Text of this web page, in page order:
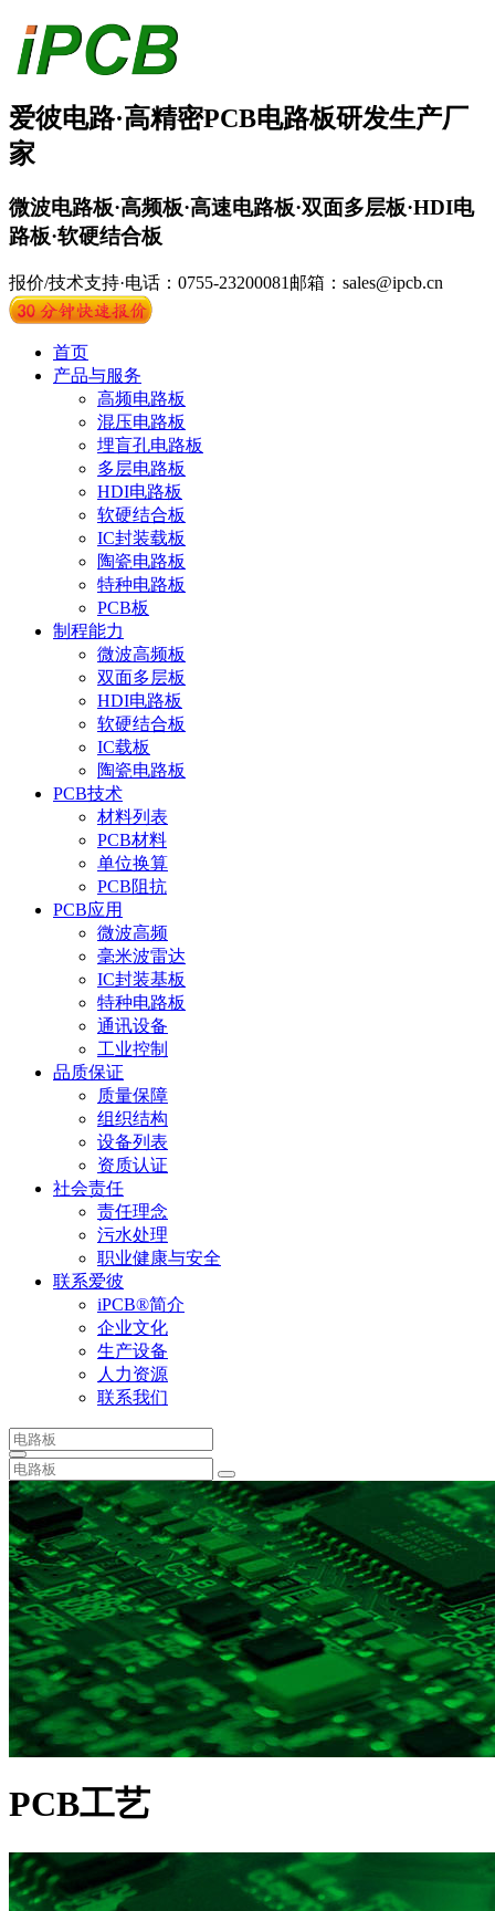
爱彼电路·高精密PCB电路板研发生产厂
家
微波电路板·高频板·高速电路板·双面多层板·HDI电
路板·软硬结合板
报价/技术支持·电话：0755-23200081 邮箱：sales@ipcb.cn
首页
产品与服务
高频电路板
混压电路板
埋盲孔电路板
多层电路板
HDI电路板
软硬结合板
IC封装载板
陶瓷电路板
特种电路板
PCB板
制程能力
微波高频板
双面多层板
HDI电路板
软硬结合板
IC载板
陶瓷电路板
PCB技术
材料列表
PCB材料
单位换算
PCB阻抗
PCB应用
微波高频
毫米波雷达
IC封装基板
特种电路板
通讯设备
工业控制
品质保证
质量保障
组织结构
设备列表
资质认证
社会责任
责任理念
污水处理
职业健康与安全
联系爱彼
iPCB®简介
企业文化
生产设备
人力资源
联系我们
PCB工艺